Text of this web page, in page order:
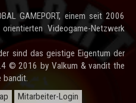
GAMEPORT, einem seit 2006
Videogame-Netzwerk
sind das geistige Eigentum der
© 2016 by Valkum & vandit the
bandit.
Mitarbeiter-Login